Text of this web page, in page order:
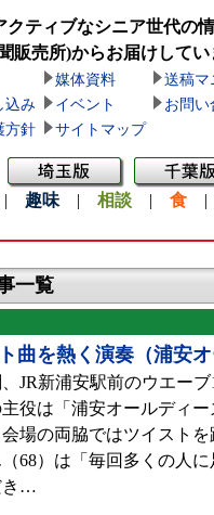
クティブなシニア世代の
販売所)からお届けしてい
媒体資料
送稿マ
込み
イベント
お問い
方針
サイトマップ
趣味 | 相談 | 食
一覧
曲を熱く演奏（浦安
JR新浦安駅前のウエー
役は「浦安オールディ
場の両脇ではツイスト
68）は「毎回多くの人
き…